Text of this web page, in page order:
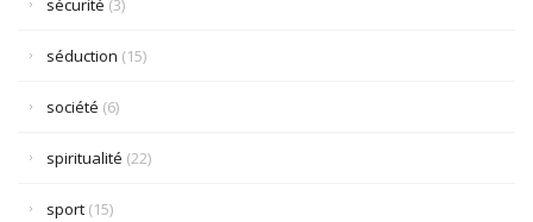
sécurité (3)
séduction (15)
société (6)
spiritualité (22)
sport (15)